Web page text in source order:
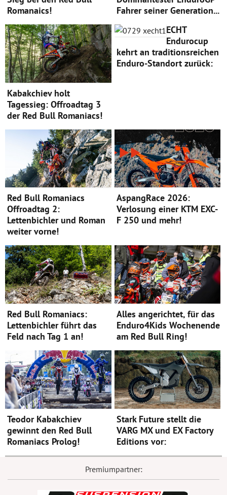
Romanaics!
Fahrer seiner Generation...
Kabakchiev holt
Tagessieg: Offroadtag 3
der Red Bull Romaniacs!
ECHT
Endurocup
kehrt an traditionsreichen
Enduro-Standort zurück:
Red Bull Romaniacs
Offroadtag 2:
Lettenbichler und Roman
weiter vorne!
AspangRace 2026:
Verlosung einer KTM EXC-
F 250 und mehr!
Red Bull Romaniacs:
Lettenbichler führt das
Feld nach Tag 1 an!
Alles angerichtet, für das
Enduro4Kids Wochenende
am Red Bull Ring!
Teodor Kabakchiev
gewinnt den Red Bull
Romaniacs Prolog!
Stark Future stellt die
VARG MX und EX Factory
Editions vor:
Premiumpartner: